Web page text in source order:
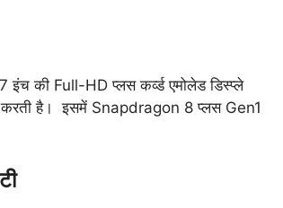
की Full-HD प्लस कर्व्ड एमोलेड डिस्प्ले
करती है। इसमें Snapdragon 8 प्लस Gen1